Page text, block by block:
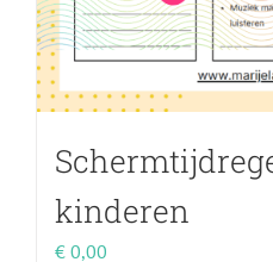
kinderen
€ 0,00